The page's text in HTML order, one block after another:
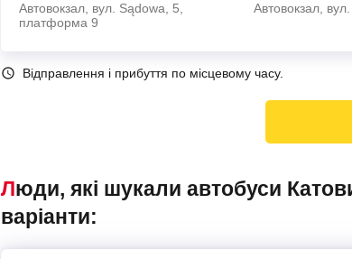
Автовокзал, вул. Sądowa, 5,
платформа 9
Автовокзал,
Відправлення і прибуття по місцевому часу.
Люди, які шукали автобуси Катовице – Житомир, також переглядали наступні
варіанти: